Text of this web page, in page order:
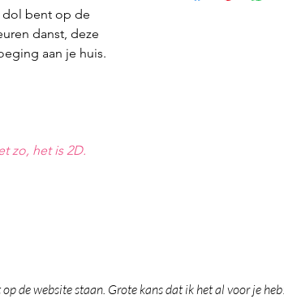
dol bent op de
danst, deze
aan je huis.
zo, het is 2D.
de website staan. Grote kans dat ik het al voor je